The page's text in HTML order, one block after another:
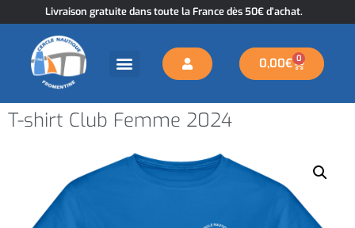
Livraison gratuite dans toute la France dès 50€ d'achat.
0,00€ 0
T-shirt Club Femme 2024